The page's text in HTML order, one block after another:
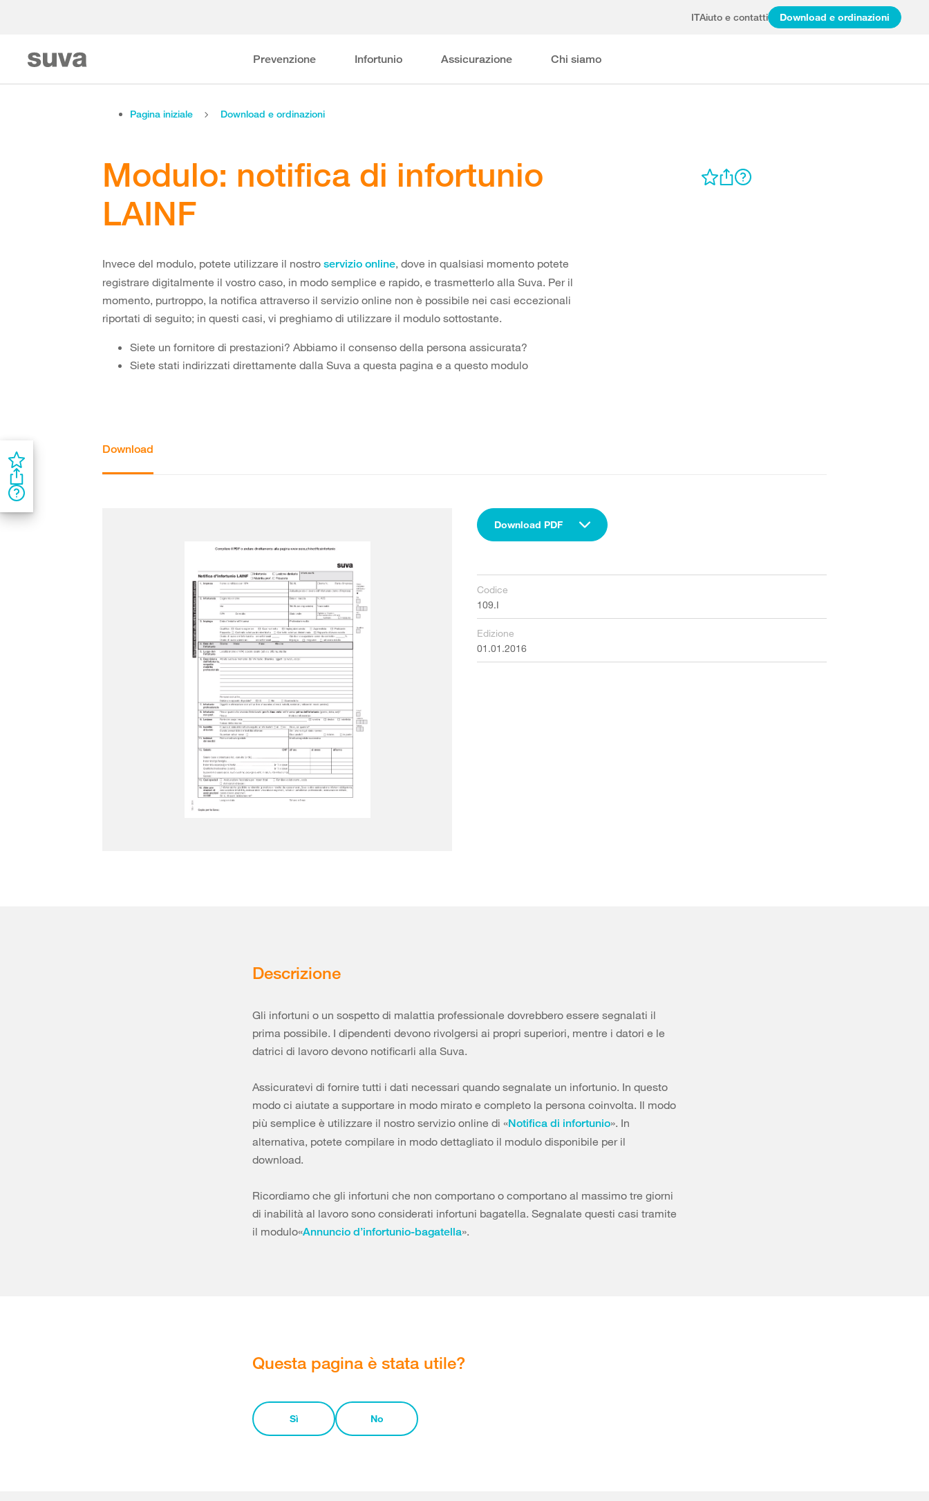
ITAiuto e contatti Download e ordinazioni
Prevenzione Infortunio Assicurazione Chi siamo
Pagina iniziale Download e ordinazioni
Modulo: notifica di infortunio
LAINF
Invece del modulo, potete utilizzare il nostroservizio online, dove in qualsiasi momento potete
registrare digitalmente il vostro caso, in modo semplice e rapido, e trasmetterlo alla Suva. Per il
momento, purtroppo, la notifica attraverso il servizio online non è possibile nei casi eccezionali
riportati di seguito; in questi casi, vi preghiamo di utilizzare il modulo sottostante.
Siete un fornitore di prestazioni? Abbiamo il consenso della persona assicurata?
Siete stati indirizzati direttamente dalla Suva a questa pagina e a questo modulo
Download
Download PDF
Codice
109.I
Edizione
01.01.2016
Descrizione
Gli infortuni o un sospetto di malattia professionale dovrebbero essere segnalati il
prima possibile. I dipendenti devono rivolgersi ai propri superiori, mentre i datori e le
datrici di lavoro devono notificarli alla Suva.
Assicuratevi di fornire tutti i dati necessari quando segnalate un infortunio. In questo
modo ci aiutate a supportare in modo mirato e completo la persona coinvolta. Il modo
più semplice è utilizzare il nostro servizio online di «Notifica di infortunio». In
alternativa, potete compilare in modo dettagliato il modulo disponibile per il
download.
Ricordiamo che gli infortuni che non comportano o comportano al massimo tre giorni
di inabilità al lavoro sono considerati infortuni bagatella. Segnalate questi casi tramite
il modulo«Annuncio d’infortunio-bagatella».
Questa pagina è stata utile?
Sì No